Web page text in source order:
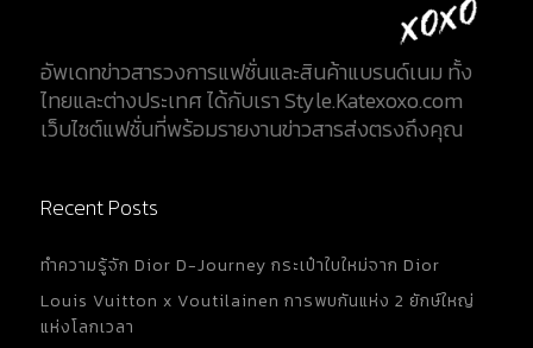
อัพเดทข่าวสารวงการแฟชั่นและสินค้าแบรนด์เนม ทั้ง
ไทยและต่างประเทศ ได้กับเรา Style.Katexoxo.com
เว็บไซต์แฟชั่นที่พร้อมรายงานข่าวสารส่งตรงถึงคุณ
Recent Posts
ทำความรู้จัก Dior D-Journey กระเป๋าใบใหม่จาก Dior
Louis Vuitton x Voutilainen การพบกันแห่ง 2 ยักษ์ใหญ่
แห่งโลกเวลา